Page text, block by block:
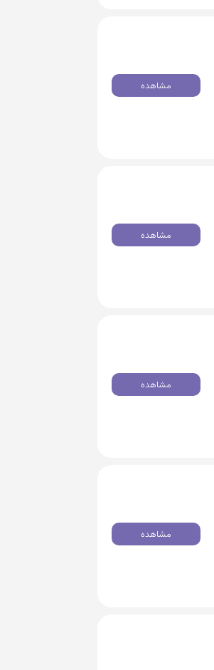
مشاهده
مشاهده
مشاهده
مشاهده